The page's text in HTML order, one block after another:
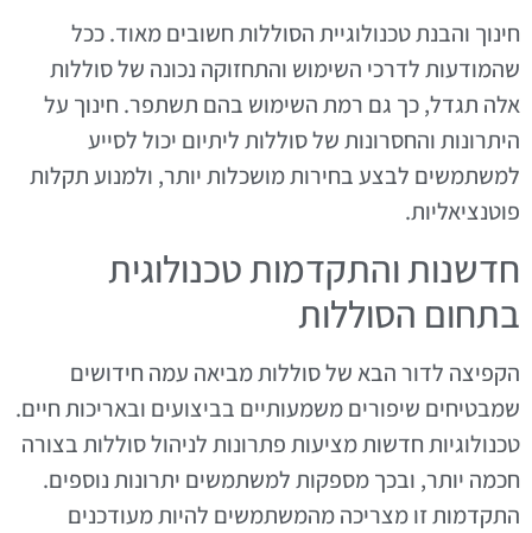
חינוך והבנת טכנולוגיית הסוללות חשובים מאוד. ככל
שהמודעות לדרכי השימוש והתחזוקה נכונה של סוללות
אלה תגדל, כך גם רמת השימוש בהם תשתפר. חינוך על
היתרונות והחסרונות של סוללות ליתיום יכול לסייע
למשתמשים לבצע בחירות מושכלות יותר, ולמנוע תקלות
פוטנציאליות.
חדשנות והתקדמות טכנולוגית
בתחום הסוללות
הקפיצה לדור הבא של סוללות מביאה עמה חידושים
שמבטיחים שיפורים משמעותיים בביצועים ובאריכות חיים.
טכנולוגיות חדשות מציעות פתרונות לניהול סוללות בצורה
חכמה יותר, ובכך מספקות למשתמשים יתרונות נוספים.
התקדמות זו מצריכה מהמשתמשים להיות מעודכנים